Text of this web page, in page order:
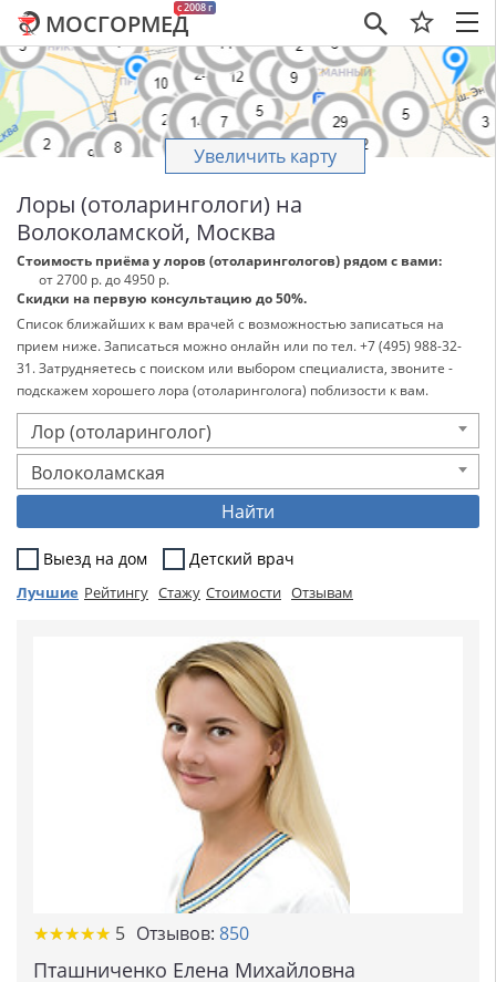
×
c 2008 г
МОСГОРМЕД
Увеличить карту
Лоры (отоларингологи) на
Волоколамской, Москва
Стоимость приёма у лоров (отоларингологов) рядом с вами:
от 2700 р. до 4950 р.
Скидки на первую консультацию до 50%.
Список ближайших к вам врачей с возможностью записаться на
прием ниже. Записаться можно онлайн или по тел. +7 (495) 988-32-
31. Затрудняетесь с поиском или выбором специалиста, звоните -
подскажем хорошего лора (отоларинголога) поблизости к вам.
Лор (отоларинголог)
Волоколамская
Найти
Выезд на дом Детский врач
Лучшие Рейтингу Стажу Стоимости Отзывам
★★★★★
★★★★★ 5 Отзывов: 850
Пташниченко Елена Михайловна